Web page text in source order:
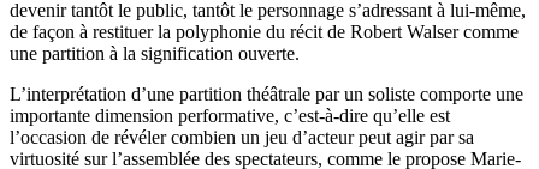
devenir tantôt le public, tantôt le personnage s’adressant à lui-même,
de façon à restituer la polyphonie du récit de Robert Walser comme
une partition à la signification ouverte.
L’interprétation d’une partition théâtrale par un soliste comporte une
importante dimension performative, c’est-à-dire qu’elle est
l’occasion de révéler combien un jeu d’acteur peut agir par sa
virtuosité sur l’assemblée des spectateurs, comme le propose Marie-